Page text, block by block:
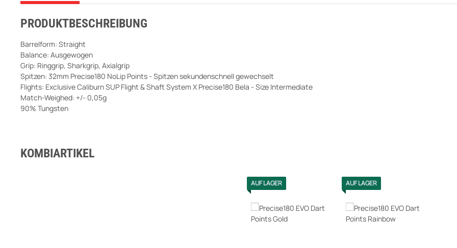
PRODUKTBESCHREIBUNG
Barrelform: Straight
Balance: Ausgewogen
Grip: Ringgrip, Sharkgrip, Axialgrip
Spitzen: 32mm Precise180 NoLip Points - Spitzen sekundenschnell gewechselt
Flights: Exclusive Caliburn SUP Flight & Shaft System X Precise180 Bela - Size Intermediate
Match-Weighed: +/- 0,05g
90% Tungsten
KOMBIARTIKEL
AUF LAGER AUF LAGER